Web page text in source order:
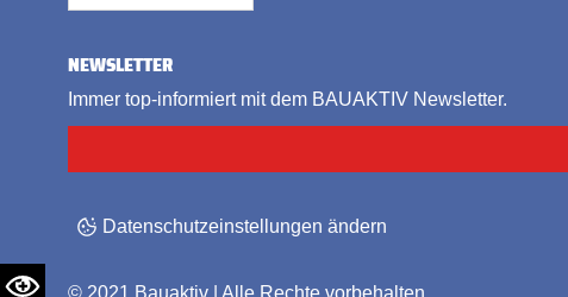
NEWSLETTER
Immer top-informiert mit dem BAUAKTIV Newsletter.
Datenschutzeinstellungen ändern